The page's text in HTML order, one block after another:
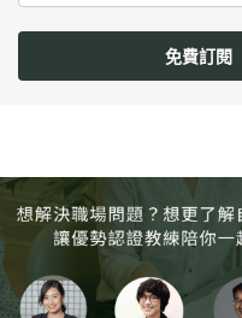
免費訂閱